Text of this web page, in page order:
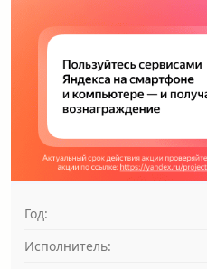
Год:
Исполнитель: